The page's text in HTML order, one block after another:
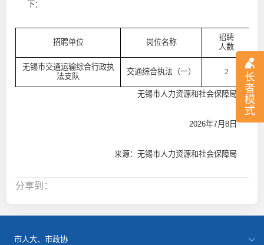
长
者
模
式
下：
招聘单位 岗位名称
招聘
人数
无锡市交通运输综合行政执
法支队
交通综合执法（一） 2
无锡市人力资源和社会保障局
2026年7月8日
来源：无锡市人力资源和社会保障局
分享到：
市人大、市政协